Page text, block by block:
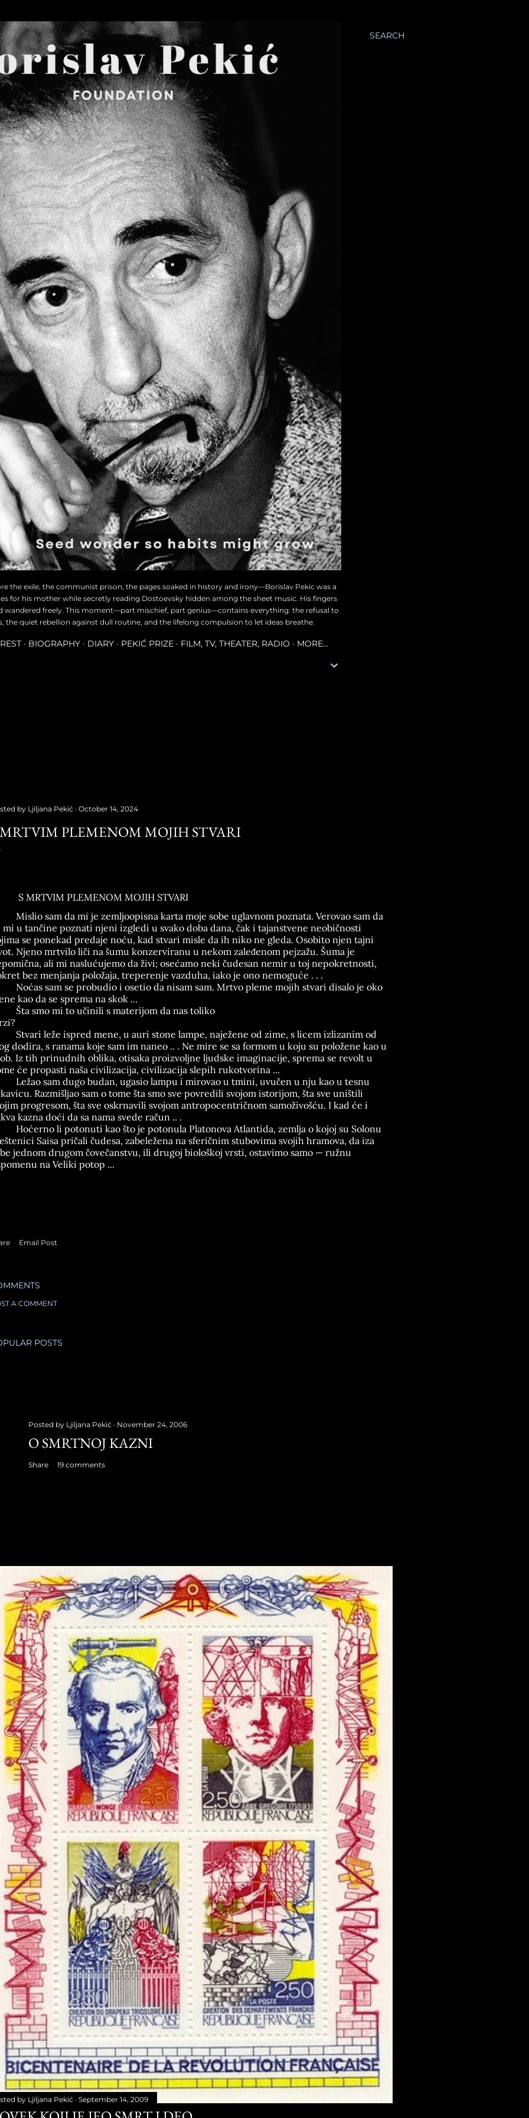
SEARCH
the exile, the communist prison, the pages soaked in history and irony—Borislav Pekic was a
for his mother while secretly reading Dostoevsky hidden among the sheet music. His fingers
wandered freely. This moment—part mischief, part genius—contains everything: the refusal to
the quiet rebellion against dull routine, and the lifelong compulsion to let ideas breathe.
BIOGRAPHY DIARY PEKIĆ PRIZE FILM, TV, THEATER, RADIO MORE…
by Ljiljana Pekić October 14, 2024
PLEMENOM MOJIH STVARI
S MRTVIM PLEMENOM MOJIH STVARI
Mislio sam da mi je zemljoopisna karta moje sobe uglavnom poznata. Verovao sam da
mi u tančine poznati njeni izgledi u svako doba dana, čak i tajanstvene neobičnosti
se ponekad predaje noću, kad stvari misle da ih niko ne gleda. Osobito njen tajni
Njeno mrtvilo liči na šumu konzerviranu u nekom zaleđenom pejzažu. Šuma je
ali mi naslućujemo da živi; osećamo neki čudesan nemir u toj nepokretnosti,
bez menjanja položaja, treperenje vazduha, iako je ono nemoguće . . .
Noćas sam se probudio i osetio da nisam sam. Mrtvo pleme mojih stvari disalo je oko
kao da se sprema na skok ...
Šta smo mi to učinili s materijom da nas toliko
Stvari leže ispred mene, u auri stone lampe, naježene od zime, s licem izlizanim od
dodira, s ranama koje sam im naneo .. . Ne mire se sa formom u koju su položene kao u
Iz tih prinudnih oblika, otisaka proizvoljne ljudske imaginacije, sprema se revolt u
će propasti naša civilizacija, civilizacija slepih rukotvorina ...
Ležao sam dugo budan, ugasio lampu i mirovao u tmini, uvučen u nju kao u tesnu
Razmišljao sam o tome šta smo sve povredili svojom istorijom, šta sve uništili
progresom, šta sve oskrnavili svojom antropocentričnom samoživošću. I kad će i
kazna doći da sa nama svede račun .. .
Hoćerno li potonuti kao što je potonula Platonova Atlantida, zemlja o kojoj su Solonu
Saisa pričali čudesa, zabeležena na sferičnim stubovima svojih hramova, da iza
jednom drugom čovečanstvu, ili drugoj biološkoj vrsti, ostavimo samo — ružnu
na Veliki potop ...
Email Post
A COMMENT
POSTS
Posted by Ljiljana Pekić November 24, 2006
O SMRTNOJ KAZNI
Share 19 comments
by Ljiljana Pekić September 14, 2009